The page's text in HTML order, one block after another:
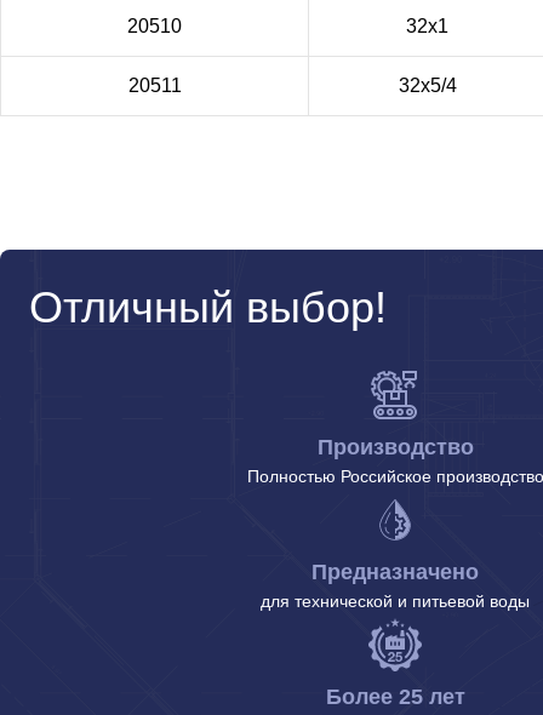
20510 32х1
20511 32х5/4
Отличный выбор!
Производство
Полностью Российское производство
Предназначено
для технической и питьевой воды
Более 25 лет